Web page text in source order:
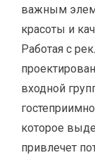
важным
красоты и
Работая с
входной
которое
привлечет